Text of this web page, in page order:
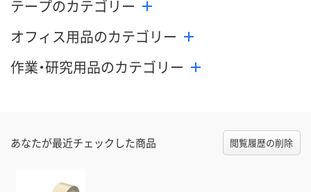
テープのカテゴリー
オフィス用品のカテゴリー
作業・研究用品のカテゴリー
あなたが最近チェックした商品 閲覧履歴の削除